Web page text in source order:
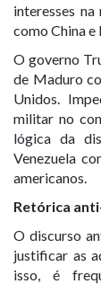
interesses
como China e
O governo
de Maduro
Unidos.
militar no
lógica da
Venezuela
americanos.
Retórica
O discurso
justificar as
isso, é